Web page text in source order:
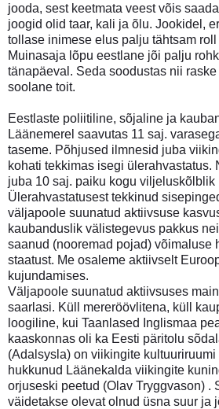
jooda, sest keetmata veest võis
joogid olid taar, kali ja õlu. Jookidel,
tollase inimese elus palju tähtsam
Muinasaja lõpu eestlane jõi palju
tänapäeval. Seda soodustas nii
soolane toit.
Eestlaste poliitiline, sõjaline ja
Läänemerel saavutas 11 saj.
taseme. Põhjused ilmnesid juba
kohati tekkimas isegi ülerahvastatus.
juba 10 saj. paiku kogu viljeluskõlblik
Ülerahvastatusest tekkinud
väljapoole suunatud aktiivsuse
kaubanduslik välistegevus pakkus
saanud (nooremad pojad) võimaluse
staatust. Me osaleme aktiivselt
kujundamises.
Väljapoole suunatud aktiivsuses
saarlasi. Küll mereröövlitena, küll
loogiline, kui Taanlased Inglismaa
kaaskonnas oli ka Eesti päritolu
(Adalsysla) on viikingite
hukkunud Läänekalda viikingite
orjuseski peetud (Olav Tryggvason) .
väidetakse olevat olnud üsna suur ja